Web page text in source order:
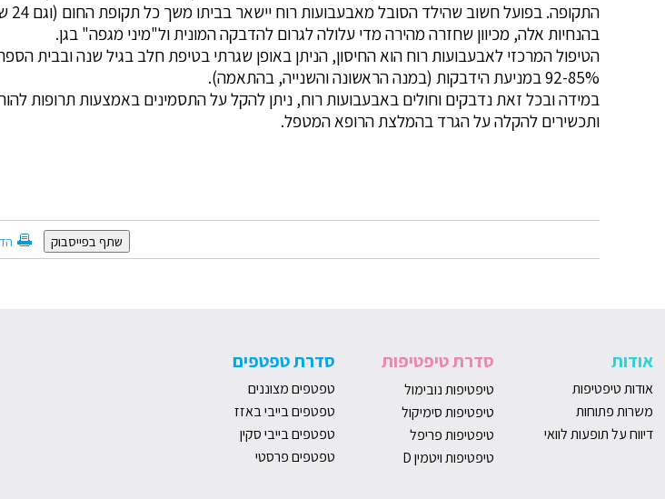
בהנחיות אלה, מכיוון שחזרה מהירה מדי עלולה לגרום להדבקה המונית ול"מיני מגפה" בגן.
הטיפול המרכזי לאבעבועות רוח הוא החיסון, הניתן באופן שגרתי בטיפת חלב בגיל שנה ובבית
92-85% במניעת הידבקות (במנה הראשונה והשנייה, בהתאמה).
במידה ובכל זאת נדבקים וחולים באבעבועות רוח, ניתן להקל על התסמינים באמצעות תרופות
ותכשירים להקלה על הגרד בהמלצת הרופא המטפל.
שתף בפייסבוק
אודות
אודות טיפטיפות
משרות פתוחות
דיווח על תופעות לוואי
סדרת טיפטיפות
טיפטיפות נובימול
טיפטיפות סימיקול
טיפטיפות פריפל
טיפטיפות ויטמין D
סדרת טפטפים
טפטפים מצוננים
טפטפים בייבי באזז
טפטפים בייבי סקין
טפטפים פרסטי